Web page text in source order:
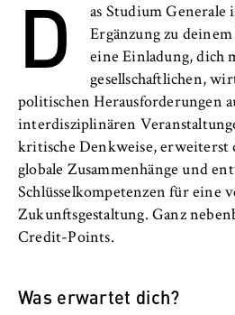
i
n
e
r
l
i
n
S
c
h
o
Neuigkeiten
Veranstaltungen
Personen und Kontakte
Formulare
FB 2 Duales Studium
FB 3 Allgemeine
D
as Studium Generale
Ergänzung zu
eine Einladung, dich
gesellschaftlichen,
politischen Herausforderungen
interdisziplinären
kritische Denkweise, erweiterst
globale Zusammenhänge und
Schlüsselkompetenzen für eine
Zukunftsgestaltung. Ganz
Credit-Points.
Was erwartet dich?
Anbieter:
Betreiber dieser Website
Zweck:
Speichert den
Benutzers für Cookies auf
Domäne. Dadurch wird
Cookie-Banner bei jedem
der Website wiederholt
Cookie Laufzeit:
1 Jahr
TYPO3 Frontend Nutzer